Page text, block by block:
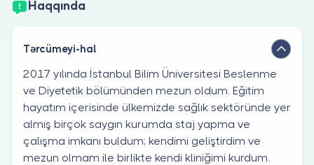
Haqqında
Tərcümeyi-hal
2017 yılında İstanbul Bilim Üniversitesi Beslenme
ve Diyetetik bölümünden mezun oldum. Eğitim
hayatım içerisinde ülkemizde sağlık sektöründe yer
almış birçok saygın kurumda staj yapma ve
çalışma imkanı buldum; kendimi geliştirdim ve
mezun olmam ile birlikte kendi kliniğimi kurdum.